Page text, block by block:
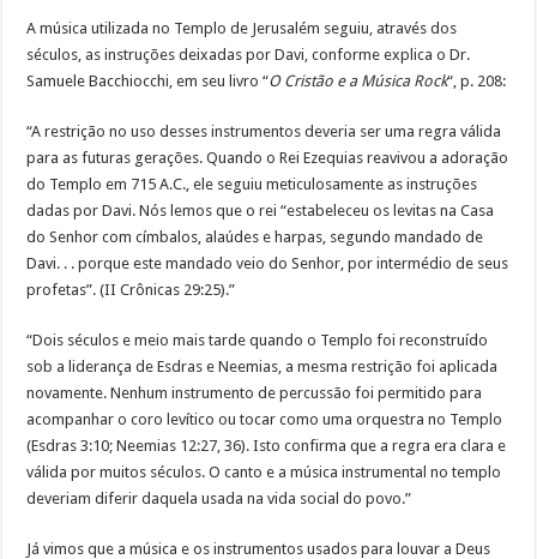
A música utilizada no Templo de Jerusalém seguiu, através dos
séculos, as instruções deixadas por Davi, conforme explica o Dr.
Samuele Bacchiocchi, em seu livro “O Cristão e a Música Rock“, p. 208:
“A restrição no uso desses instrumentos deveria ser uma regra válida
para as futuras gerações. Quando o Rei Ezequias reavivou a adoração
do Templo em 715 A.C., ele seguiu meticulosamente as instruções
dadas por Davi. Nós lemos que o rei “estabeleceu os levitas na Casa
do Senhor com címbalos, alaúdes e harpas, segundo mandado de
Davi. . . porque este mandado veio do Senhor, por intermédio de seus
profetas”. (II Crônicas 29:25).”
“Dois séculos e meio mais tarde quando o Templo foi reconstruído
sob a liderança de Esdras e Neemias, a mesma restrição foi aplicada
novamente. Nenhum instrumento de percussão foi permitido para
acompanhar o coro levítico ou tocar como uma orquestra no Templo
(Esdras 3:10; Neemias 12:27, 36). Isto confirma que a regra era clara e
válida por muitos séculos. O canto e a música instrumental no templo
deveriam diferir daquela usada na vida social do povo.”
Já vimos que a música e os instrumentos usados para louvar a Deus